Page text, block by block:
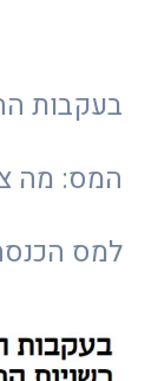
בעקבות
המס: מה
למס